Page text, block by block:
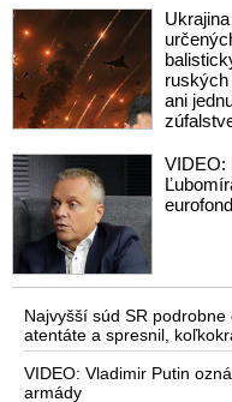
ruských
ani
VIDEO:
Najvyšší súd SR
atentáte a spresnil,
vystrelil
VIDEO: Vladimir Putin
armády